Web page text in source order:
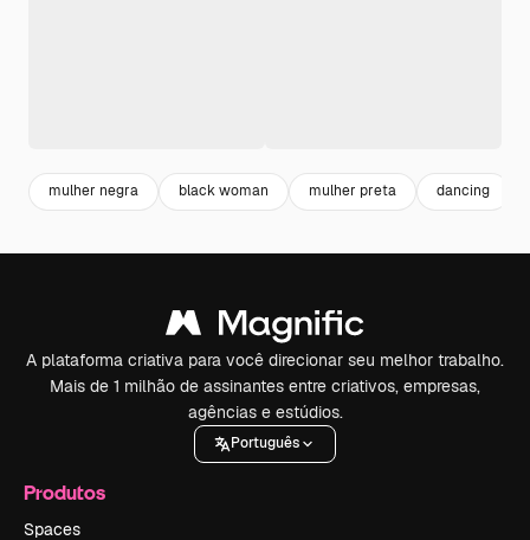
mulher negra black woman mulher preta dancing
A plataforma criativa para você direcionar seu melhor trabalho.
Mais de 1 milhão de assinantes entre criativos, empresas,
agências e estúdios.
Português
Produtos
Spaces